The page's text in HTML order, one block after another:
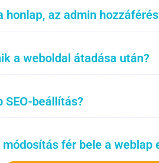
honlap, az admin
a weboldal átadása után?
SEO-beállítás?
módosítás fér bele a weblap